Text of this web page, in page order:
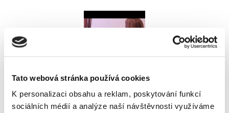
Tato webová stránka používá cookies
K personalizaci obsahu a reklam, poskytování funkcí
sociálních médií a analýze naší návštěvnosti využíváme
Popis Alternativní produkty Akce